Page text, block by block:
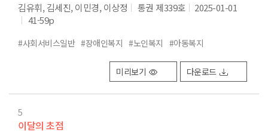
김유휘, 김세진, 이민경, 이상정 통권 제339호
2025-01-01
41-59p
#사회서비스일반 #장애인복지 #노인복지 #아동복지
미리보기 다운로드
5
이달의 초점